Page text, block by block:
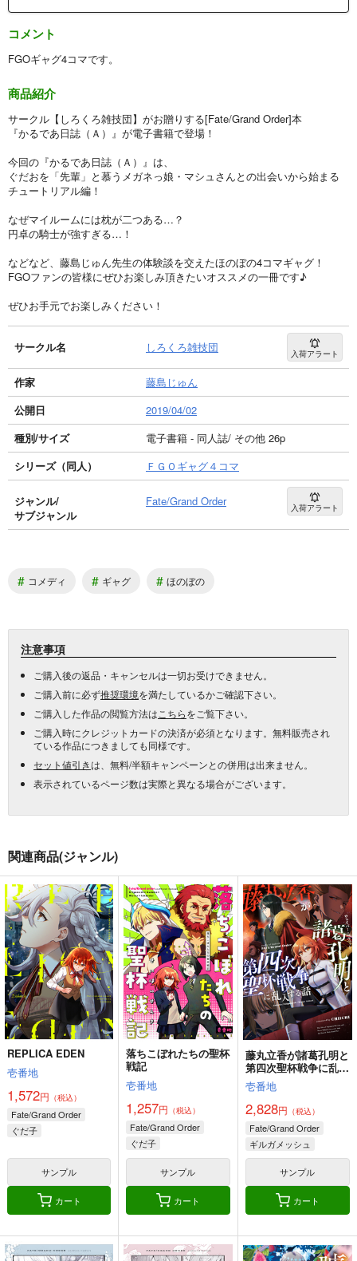
コメント
FGOギャグ4コマです。
商品紹介
サークル【しろくろ雑技団】がお贈りする[Fate/Grand Order]本
『かるであ日誌（Ａ）』が電子書籍で登場！
今回の『かるであ日誌（Ａ）』は、
ぐだおを「先輩」と慕うメガネっ娘・マシュさんとの出会いから始まる
チュートリアル編！
なぜマイルームには枕が二つある…？
円卓の騎士が強すぎる…！
などなど、藤島じゅん先生の体験談を交えたほのぼの4コマギャグ！
FGOファンの皆様にぜひお楽しみ頂きたいオススメの一冊です♪
ぜひお手元でお楽しみください！
サークル名 しろくろ雑技団 入荷アラート
作家
藤島じゅん
公開日
2019/04/02
種別/サイズ
電子書籍 - 同人誌/ その他 26p
シリーズ（同人）
ＦＧＯギャグ４コマ
ジャンル/
サブジャンル
Fate/Grand Order 入荷アラート
# コメディ # ギャグ # ほのぼの
注意事項
ご購入後の返品・キャンセルは一切お受けできません。
ご購入前に必ず推奨環境を満たしているかご確認下さい。
ご購入した作品の閲覧方法は こちらをご覧下さい。
ご購入時にクレジットカードの決済が必須となります。無料販売され
ている作品につきましても同様です。
セット値引きは、無料/半額キャンペーンとの併用は出来ません。
表示されているページ数は実際と異なる場合がございます。
関連商品(ジャンル)
REPLICA EDEN
壱番地
1,572円 （税込）
Fate/Grand Order
ぐだ子
遠坂凛
サンプル
カート
落ちこぼれたちの聖杯
戦記
壱番地
1,257円 （税込）
Fate/Grand Order
ぐだ子
ウェイバー・ベルベット
ギルガメッシュ
サンプル
カート
藤丸立香が諸葛孔明と
第四次聖杯戦争に乱入
する話
壱番地
2,828円 （税込）
Fate/Grand Order
ギルガメッシュ
ぐだ子
ウェイバー・ベルベット
サンプル
カート